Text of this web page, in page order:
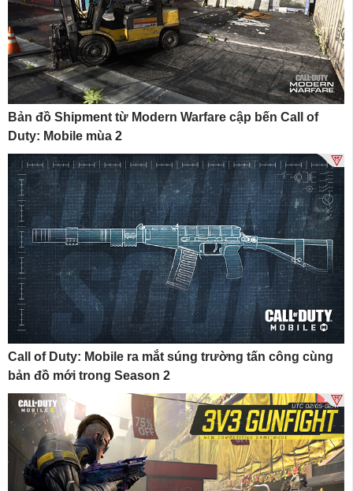
Bản đồ Shipment từ Modern Warfare cập bến Call of
Duty: Mobile mùa 2
Call of Duty: Mobile ra mắt súng trường tấn công cùng
bản đồ mới trong Season 2